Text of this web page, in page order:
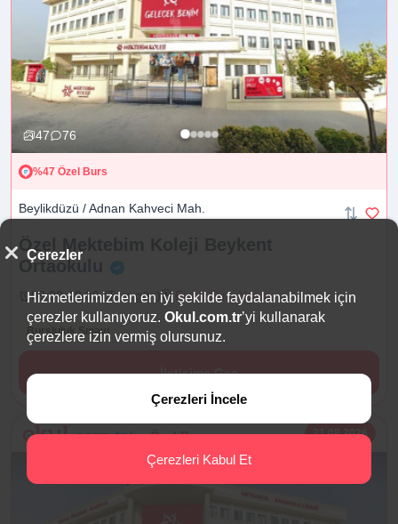
47 76
%47 Özel Burs
Beylikdüzü / Adnan Kahveci Mah.
Özel Mektebim Koleji Beykent
Ortaokulu
08:00-18:00 (Tam gün) Fiyat: Giriş Yapın
Bursluluk Sınavı
İletişime Geç
'ye Özel Burs 31.08.2026
Çerezler
Hizmetlerimizden en iyi şekilde faydalanabilmek için
çerezler kullanıyoruz. Okul.com.tr’yi kullanarak
çerezlere izin vermiş olursunuz.
Çerezleri İncele
Çerezleri Kabul Et